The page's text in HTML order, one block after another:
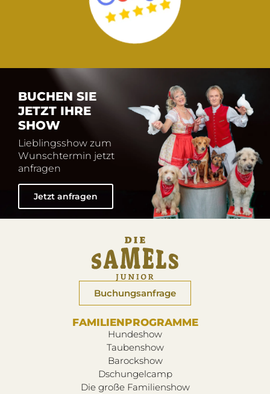
BUCHEN SIE
JETZT IHRE
SHOW
Lieblingsshow zum
Wunschtermin jetzt
anfragen
Jetzt anfragen
Buchungsanfrage
FAMILIENPROGRAMME
Hundeshow
Taubenshow
Barockshow
Dschungelcamp
Die große Familienshow